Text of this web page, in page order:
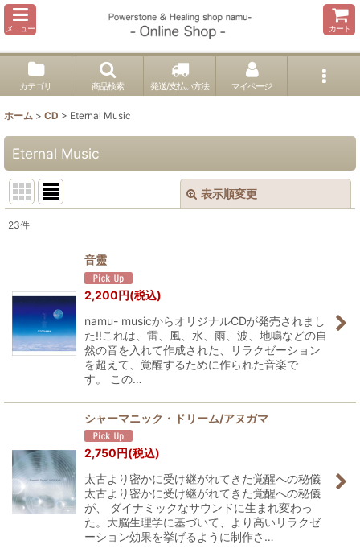
メニュー カート
カテゴリ 商品検索 発送/支払い方法 マイページ
ホーム > CD > Eternal Music
Eternal Music
表示順変更
絞り込む
23件
音靈
2,200円(税込)
namu- musicからオリジナルCDが発売されまし
た!!これは、雷、風、水、雨、波、地鳴などの自
然の音を入れて作成された、リラクゼーション
を超えて、覚醒するために作られた音楽で
す。 この…
シャーマニック・ドリーム/アヌガマ
2,750円(税込)
太古より密かに受け継がれてきた覚醒への秘儀
太古より密かに受け継がれてきた覚醒への秘儀
が、 ダイナミックなサウンドに生まれ変わっ
た。大脳生理学に基づいて、より高いリラクゼ
ーション効果を挙げるように制作さ…